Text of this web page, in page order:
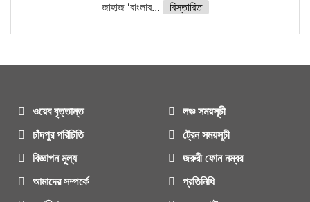
জাহাজ ‘বাংলার...
বিস্তারিত
ওয়েব বৃত্তান্ত
চাঁদপুর পরিচিতি
বিজ্ঞাপন মুল্য
আমাদের সম্পর্কে
লঞ্চ সময়সূচী
ট্রেন সময়সূচী
জরুরী ফোন নম্বর
প্রতিনিধি